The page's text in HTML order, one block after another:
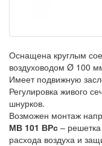
Оснащена круглым
воздуховодом Ø 100
Имеет подвижную
Регулировка живого
шнурков.
Возможен монтаж
МВ 101 ВРс –
расхода воздуха и